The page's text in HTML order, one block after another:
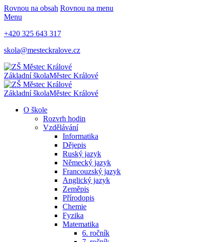
Rovnou na obsah Rovnou na menu
Menu
+420 325 643 317
skola@mesteckralove.cz
Základní školaMěstec Králové
Základní školaMěstec Králové
O škole
Rozvrh hodin
Vzdělávání
Informatika
Dějepis
Ruský jazyk
Německý jazyk
Francouzský jazyk
Anglický jazyk
Zeměpis
Přírodopis
Chemie
Fyzika
Matematika
6. ročník